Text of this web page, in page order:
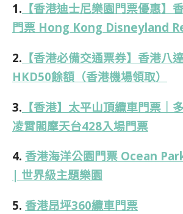
1. 【香港迪士尼樂園門票優惠】
門票 Hong Kong Disneyland
2. 【香港必備交通票券】香港八
HKD50餘額（香港機場領取）
3. 【香港】太平山頂纜車門票｜
凌霄閣摩天台428入場門票
4. 香港海洋公園門票 Ocean
| 世界級主題樂園
5. 香港昂坪360纜車門票